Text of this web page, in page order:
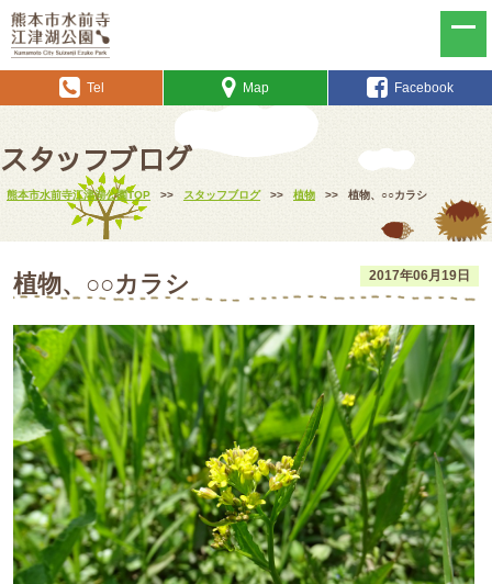
Tel Map Facebook
スタッフブログ
熊本市水前寺江津湖公園TOP >> スタッフブログ >> 植物 >> 植物、○○カラシ
2017年06月19日
植物、○○カラシ